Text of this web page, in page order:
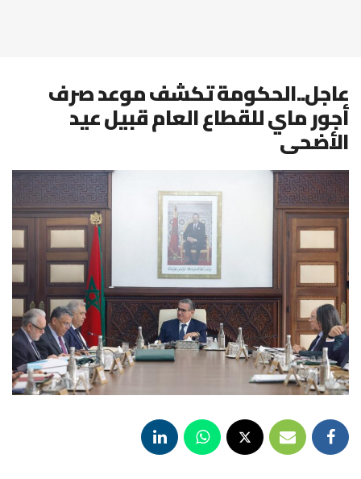
عاجل..الحكومة تكشف موعد صرف
أجور ماي للقطاع العام قبيل عيد
الأضحى